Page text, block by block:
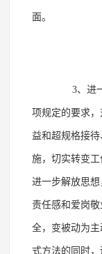
面。
3、进
项规定的要求
益和超规格接
施，切实转变工
进一步解放思
责任感和爱岗
全，变被动为
式方法的同时